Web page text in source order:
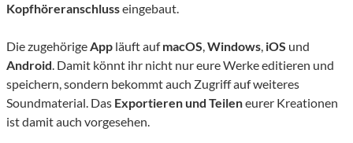
Kopfhöreranschlusseingebaut.
Die zugehörigeApp läuft aufmacOS,Windows, iOS und
Android. Damit könnt ihr nicht nur eure Werke editieren und
speichern, sondern bekommt auch Zugriff auf weiteres
Soundmaterial. Das Exportieren und Teileneurer Kreationen
ist damit auch vorgesehen.